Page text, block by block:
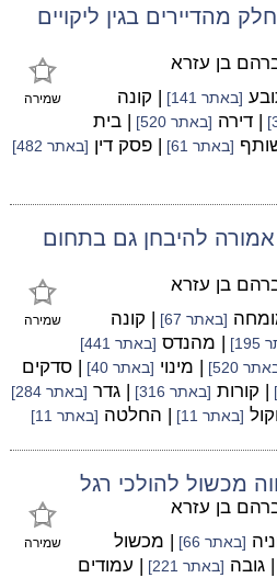
מהדיירים בגין ליקויים
שמירה
בן עזרא
[באתר 141] | קונה
| דירה [באתר 520]
| בית
[באתר 61] | פסק דין [באתר 482]
להיבחן גם בתחום
שמירה
בן עזרא
[באתר 67] | קונה
| מהנדס [באתר 441]
520] | מינוי [באתר 40] | סדקים
| קורות [באתר 316] | גדר [באתר 284]
[באתר 11] | החלטה [באתר 11]
מכשול להולכי רגל
שמירה
בן עזרא
[באתר 66] | מכשול
| גובה [באתר 221] | עמודים